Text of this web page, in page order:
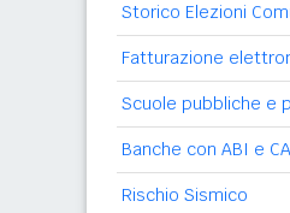
Storico Elezioni
Fatturazione
Scuole pubbliche e
Banche con ABI e
Rischio Sismico